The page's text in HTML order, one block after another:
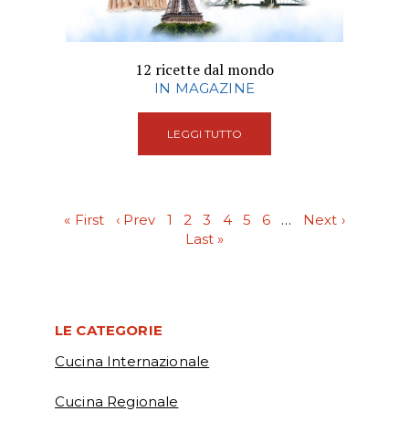
12 ricette dal mondo
IN MAGAZINE
LEGGI TUTTO
« First ‹ Prev 1 2 3 4 5 6 …
Next ›
Last »
LE CATEGORIE
Cucina Internazionale
Cucina Regionale